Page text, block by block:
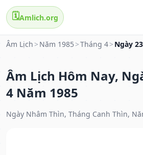
🗓️Amlich.org
Âm Lịch > Năm 1985 >Tháng 4> Ngày 23
Âm Lịch Hôm Nay,
4 Năm 1985
Ngày Nhâm Thìn, Tháng Canh Thìn,